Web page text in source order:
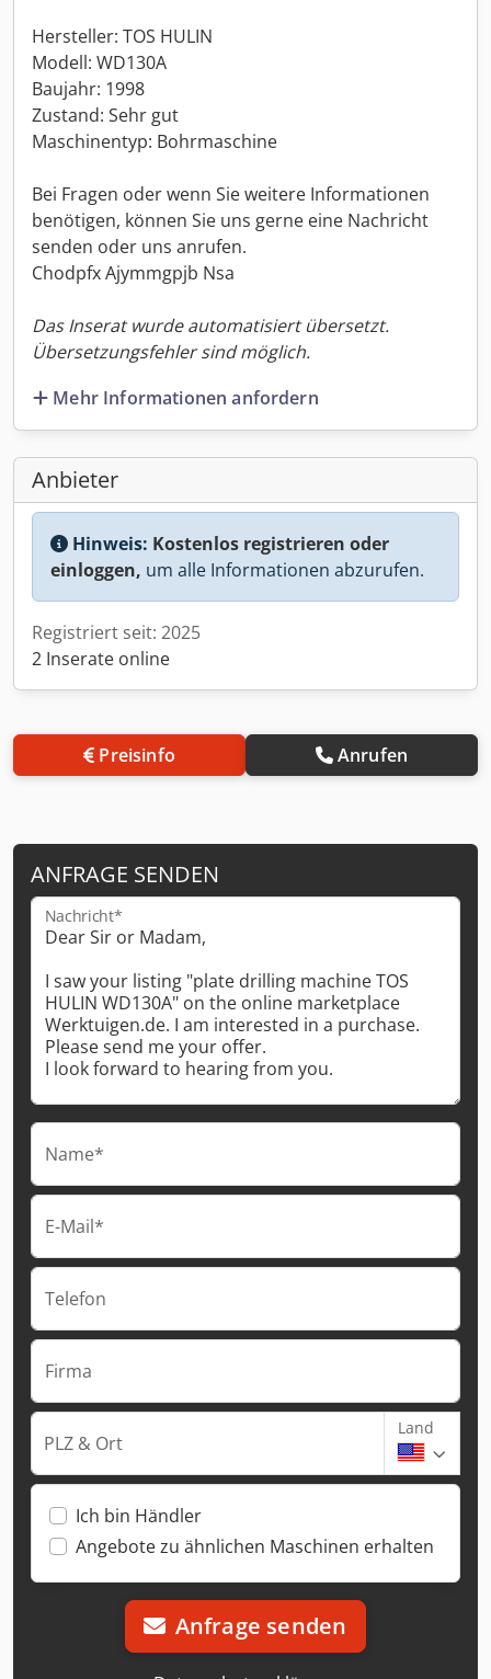
Hersteller: TOS HULIN
Modell: WD130A
Baujahr: 1998
Zustand: Sehr gut
Maschinentyp: Bohrmaschine
Bei Fragen oder wenn Sie weitere Informationen
benötigen, können Sie uns gerne eine Nachricht
senden oder uns anrufen.
Chodpfx Ajymmgpjb Nsa
Das Inserat wurde automatisiert übersetzt.
Übersetzungsfehler sind möglich.
Mehr Informationen anfordern
Anbieter
Hinweis: Kostenlos registrieren oder
einloggen, um alle Informationen abzurufen.
Registriert seit: 2025
2 Inserate online
Preisinfo Anrufen
ANFRAGE SENDEN
Nachricht*
Name*
E-Mail*
Telefon
Firma
PLZ & Ort
Land
Ich bin Händler
Angebote zu ähnlichen Maschinen erhalten
Anfrage senden